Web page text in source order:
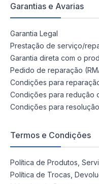
Garantias e Avarias
Garantia Legal
Prestação de serviço/
Garantia direta com o
Pedido de reparação
Condições para
Condições para redução
Condições para
Termos e Condições
Política de Produtos,
Política de Trocas,